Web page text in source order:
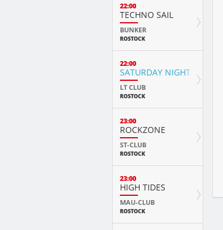
22:00
TECHNO SAIL
BUNKER
ROSTOCK
22:00
SATURDAY NIGHT FEVER
LT CLUB
ROSTOCK
23:00
ROCKZONE
ST-CLUB
ROSTOCK
23:00
HIGH TIDES
MAU-CLUB
ROSTOCK